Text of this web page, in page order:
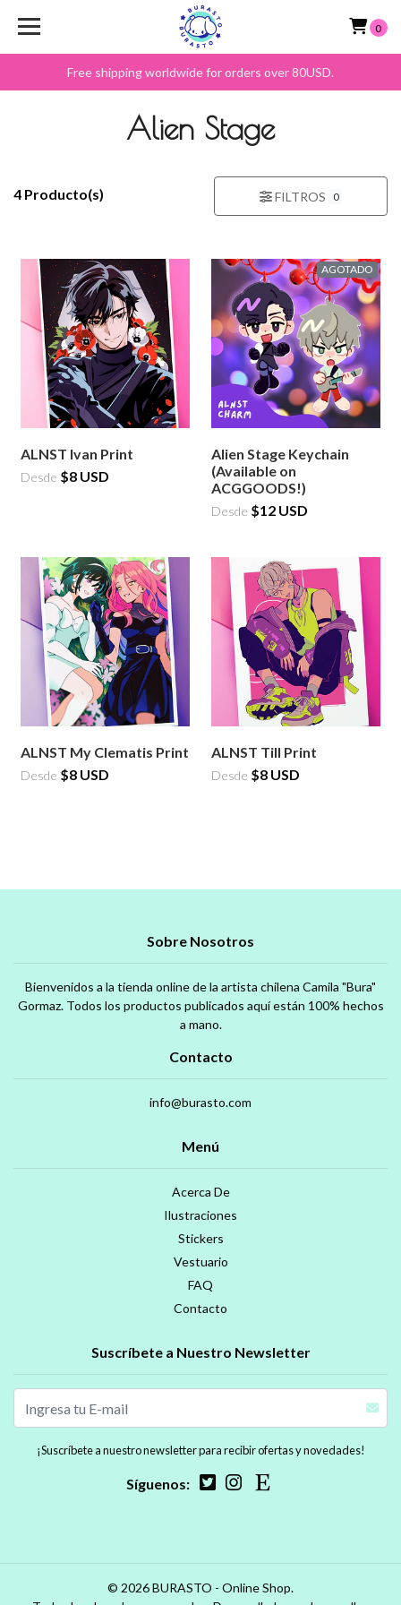
Free shipping worldwide for orders over 80USD.
0
Alien Stage
4 Producto(s) FILTROS 0
ALNST Ivan Print
Desde $8 USD
AGOTADO
Alien Stage Keychain
(Available on
ACGGOODS!)
Desde $12 USD
ALNST My Clematis Print
Desde $8 USD
ALNST Till Print
Desde $8 USD
Sobre Nosotros
Bienvenidos a la tienda online de la artista chilena Camila "Bura"
Gormaz. Todos los productos publicados aquí están 100% hechos
a mano.
Contacto
info@burasto.com
Menú
Acerca De
Ilustraciones
Stickers
Vestuario
FAQ
Contacto
Suscríbete a Nuestro Newsletter
¡Suscríbete a nuestro newsletter para recibir ofertas y novedades!
Síguenos:
© 2026 BURASTO - Online Shop.